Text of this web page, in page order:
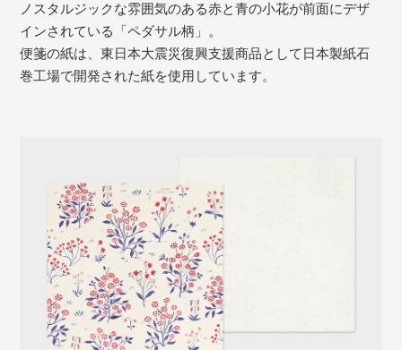
ノスタルジックな雰囲気のある赤と青の小花が前面にデザ
インされている「ペダサル柄」。
便箋の紙は、東日本大震災復興支援商品として日本製紙石
巻工場で開発された紙を使用しています。